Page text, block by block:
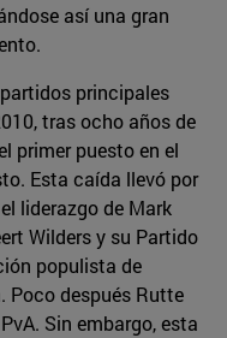
así una gran
principales
tras ocho años de
primer puesto en el
Esta caída llevó por
liderazgo de Mark
Wilders y su Partido
populista de
Poco después Rutte
Sin embargo, esta